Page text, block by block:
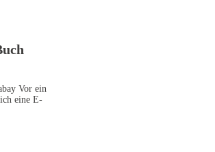
Vor ein
eine E-